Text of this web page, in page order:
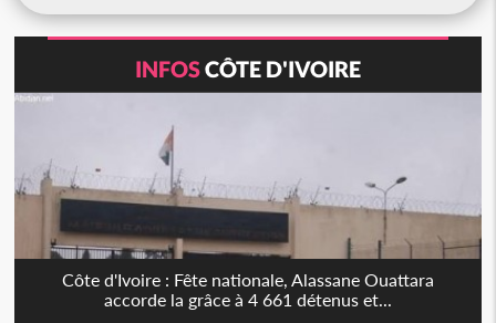
INFOSCÔTE D'IVOIRE
Côte d'Ivoire : Fête nationale, Alassane Ouattara
accorde la grâce à 4 661 détenus et...